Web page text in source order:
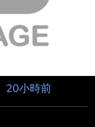
20小時前